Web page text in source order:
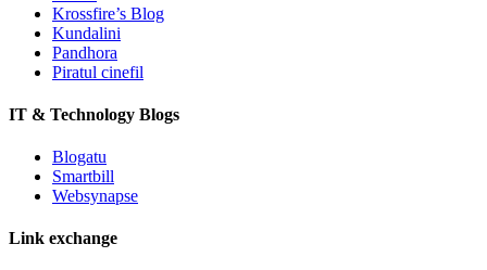
Krossfire’s Blog
Kundalini
Pandhora
Piratul cinefil
IT & Technology Blogs
Blogatu
Smartbill
Websynapse
Link exchange